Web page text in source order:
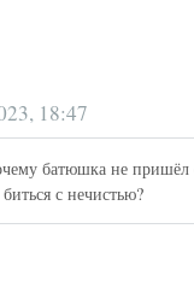
18:47
батюшка не пришёл
с нечистью?